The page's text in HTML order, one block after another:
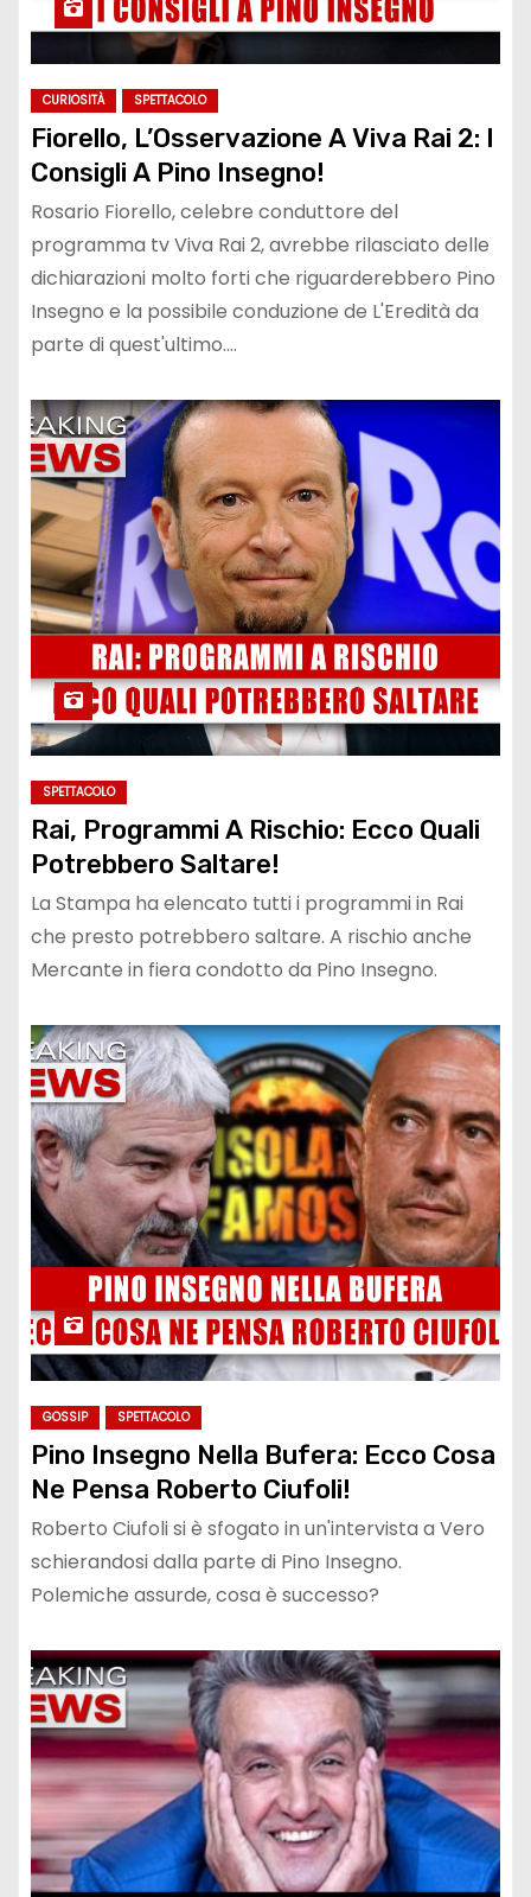
CURIOSITÀ SPETTACOLO
Fiorello, L’Osservazione A Viva Rai 2: I
Consigli A Pino Insegno!
Rosario Fiorello, celebre conduttore del
programma tv Viva Rai 2, avrebbe rilasciato delle
dichiarazioni molto forti che riguarderebbero Pino
Insegno e la possibile conduzione de L'Eredità da
parte di quest'ultimo.…
SPETTACOLO
Rai, Programmi A Rischio: Ecco Quali
Potrebbero Saltare!
La Stampa ha elencato tutti i programmi in Rai
che presto potrebbero saltare. A rischio anche
Mercante in fiera condotto da Pino Insegno.
GOSSIP SPETTACOLO
Pino Insegno Nella Bufera: Ecco Cosa
Ne Pensa Roberto Ciufoli!
Roberto Ciufoli si è sfogato in un'intervista a Vero
schierandosi dalla parte di Pino Insegno.
Polemiche assurde, cosa è successo?